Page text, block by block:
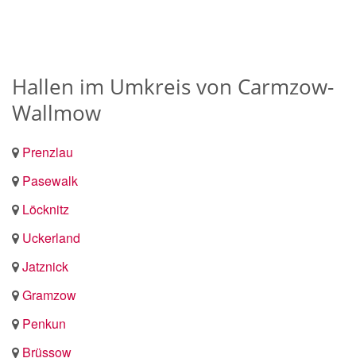
Hallen im Umkreis von Carmzow-
Wallmow
Prenzlau
Pasewalk
Löcknitz
Uckerland
Jatznick
Gramzow
Penkun
Brüssow